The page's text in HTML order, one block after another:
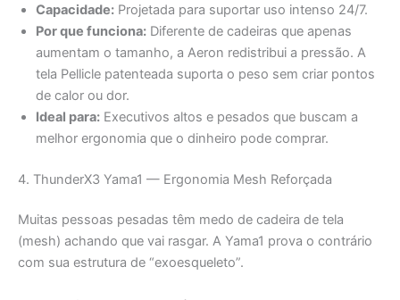
Capacidade: Projetada para suportar uso intenso 24/7.
Por que funciona: Diferente de cadeiras que apenas
aumentam o tamanho, a Aeron redistribui a pressão. A
tela Pellicle patenteada suporta o peso sem criar pontos
de calor ou dor.
Ideal para: Executivos altos e pesados que buscam a
melhor ergonomia que o dinheiro pode comprar.
4. ThunderX3 Yama1 — Ergonomia Mesh Reforçada
Muitas pessoas pesadas têm medo de cadeira de tela
(mesh) achando que vai rasgar. A Yama1 prova o contrário
com sua estrutura de “exoesqueleto”.